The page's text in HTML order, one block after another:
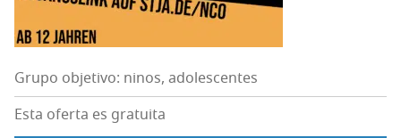
Grupo objetivo: ninos, adolescentes
Esta oferta es gratuita